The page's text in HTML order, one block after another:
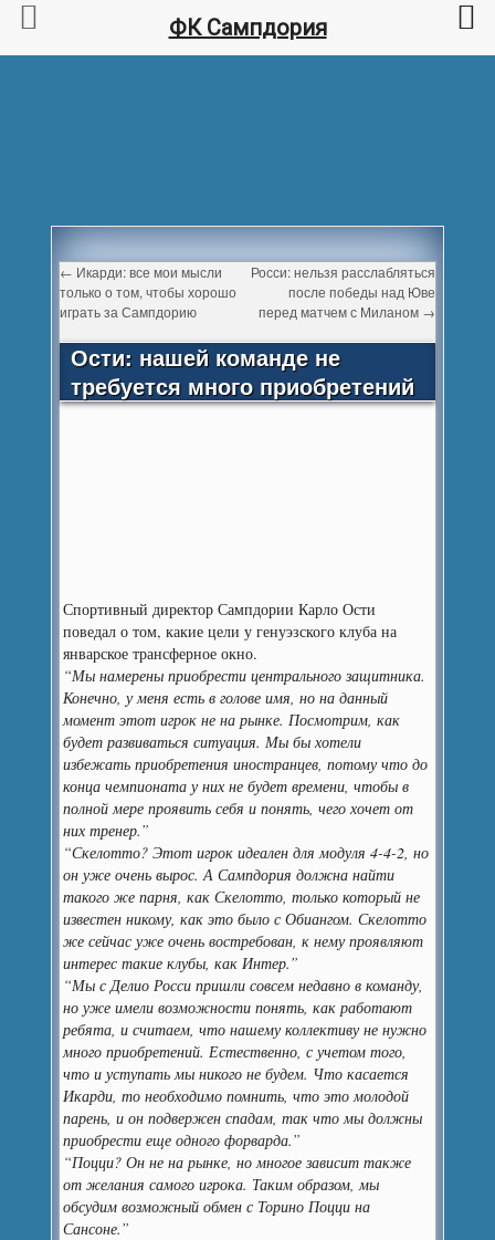
← Икарди: все мои мысли
только о том, чтобы хорошо
играть за Сампдорию
Росси: нельзя расслабляться
после победы над Юве
перед матчем с Миланом →
Ости: нашей команде не
требуется много приобретений
Спортивный директор Сампдории Карло Ости
поведал о том, какие цели у генуэзского клуба на
январское трансферное окно.
“Мы намерены приобрести центрального защитника.
Конечно, у меня есть в голове имя, но на данный
момент этот игрок не на рынке. Посмотрим, как
будет развиваться ситуация. Мы бы хотели
избежать приобретения иностранцев, потому что до
конца чемпионата у них не будет времени, чтобы в
полной мере проявить себя и понять, чего хочет от
них тренер.”
“Скелотто? Этот игрок идеален для модуля 4-4-2, но
он уже очень вырос. А Сампдория должна найти
такого же парня, как Скелотто, только который не
известен никому, как это было с Обиангом. Скелотто
же сейчас уже очень востребован, к нему проявляют
интерес такие клубы, как Интер.”
“Мы с Делио Росси пришли совсем недавно в команду,
но уже имели возможности понять, как работают
ребята, и считаем, что нашему коллективу не нужно
много приобретений. Естественно, с учетом того,
что и уступать мы никого не будем. Что касается
Икарди, то необходимо помнить, что это молодой
парень, и он подвержен спадам, так что мы должны
приобрести еще одного форварда.”
“Поцци? Он не на рынке, но многое зависит также
от желания самого игрока. Таким образом, мы
обсудим возможный обмен с Торино Поцци на
Сансоне.”
ФК Сампдория